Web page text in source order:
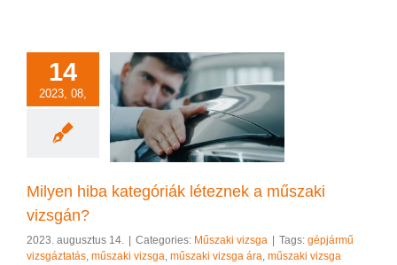
14
2023, 08,
kategóriák
Milyen hiba kategóriák léteznek a műszaki
vizsgán?
2023. augusztus 14. Categories: Műszaki vizsga Tags: gépjármű
vizsgáztatás, műszaki vizsga, műszaki vizsga ára, műszaki vizsga